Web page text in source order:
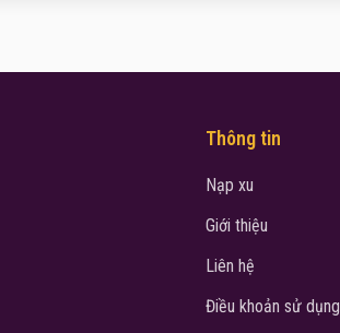
Thông tin
Nạp xu
Giới thiệu
Liên hệ
Điều khoản sử dụng